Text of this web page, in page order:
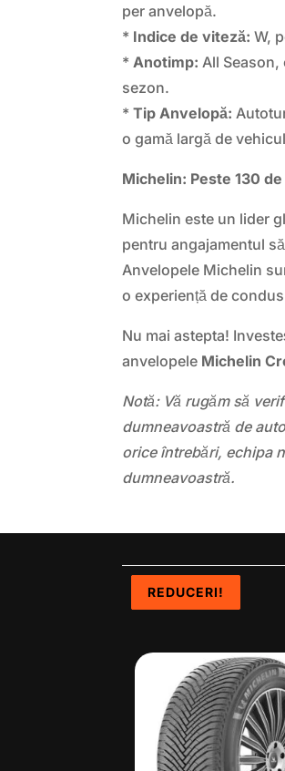
per anvelopă.
* Indice de viteză: W,
* Anotimp: All
sezon.
*Tip Anvelopă:
o gamă largă de
Michelin: Peste 130
Michelin este un lider
pentru angajamentul
Anvelopele Michelin
o experiență de
Nu mai astepta!
anvelopele Michelin
Notă: Vă rugăm să
dumneavoastră de
orice întrebări, echipa
dumneavoastră.
REDUCERI!
REDUCERI!
REDUCERI!
REDUCERI!